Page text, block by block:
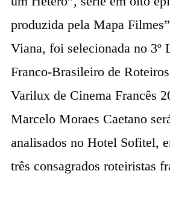
produzida pela Mapa
Viana, foi selecionada no 3º
Franco-Brasileiro de
Varilux de Cinema Francês
Marcelo Moraes Caetano
analisados no Hotel Sofitel,
três consagrados roteiristas